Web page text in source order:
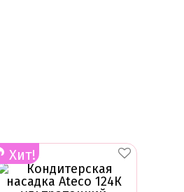
Хит!